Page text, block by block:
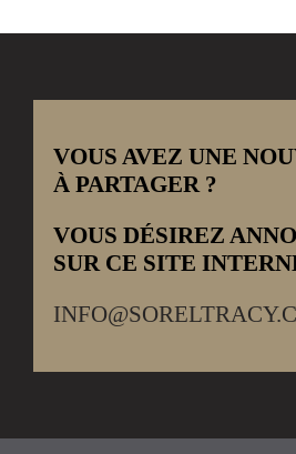
VOUS AVEZ UNE
À PARTAGER ?
VOUS DÉSIREZ
SUR CE SITE